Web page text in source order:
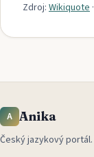
Zdroj: Wikiquote ·
A Anika
Český jazykový portál.